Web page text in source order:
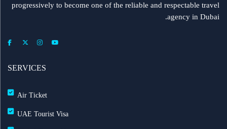
فلاي دبي: تأخير بعض الرحلات بسبب الأحوال الجوية
عرض طيران الإمارات إلى دبي | عشاء بحري وزيارة فنية
طيران الإمارات تشغّل رحلاتها إلى بغداد
progressively to become one of the reliable and respectable travel
agency in Dubai.
SERVICES
Air Ticket
UAE Tourist Visa